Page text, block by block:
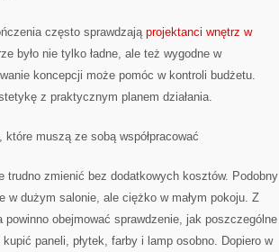
często sprawdzają projektanci wnętrz w
było nie tylko ładne, ale też wygodne w
koncepcji może pomóc w kontroli budżetu.
z praktycznym planem działania.
które muszą ze sobą współpracować
trudno zmienić bez dodatkowych kosztów. Podobny
w dużym salonie, ale ciężko w małym pokoju. Z
obejmować sprawdzenie, jak poszczególne
paneli, płytek, farby i lamp osobno. Dopiero w